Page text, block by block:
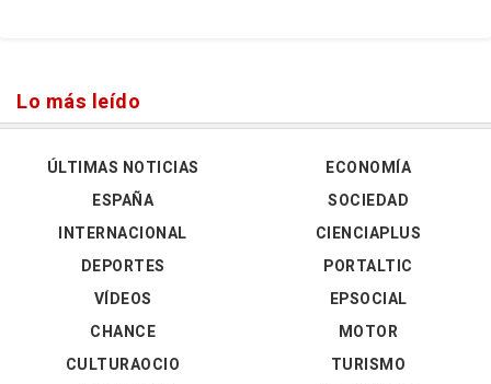
Lo más leído
ÚLTIMAS NOTICIAS
ESPAÑA
INTERNACIONAL
DEPORTES
VÍDEOS
ECONOMÍA
SOCIEDAD
CIENCIAPLUS
PORTALTIC
EPSOCIAL
CHANCE
CULTURAOCIO
MOTOR
TURISMO